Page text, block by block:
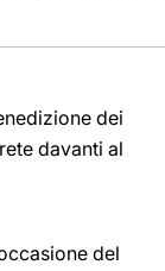
dei
davanti al
del